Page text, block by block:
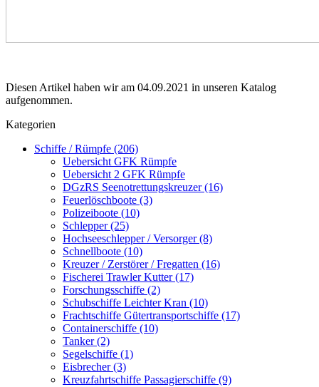
Diesen Artikel haben wir am 04.09.2021 in unseren Katalog
aufgenommen.
Kategorien
Schiffe / Rümpfe (206)
Uebersicht GFK Rümpfe
Uebersicht 2 GFK Rümpfe
DGzRS Seenotrettungskreuzer (16)
Feuerlöschboote (3)
Polizeiboote (10)
Schlepper (25)
Hochseeschlepper / Versorger (8)
Schnellboote (10)
Kreuzer / Zerstörer / Fregatten (16)
Fischerei Trawler Kutter (17)
Forschungsschiffe (2)
Schubschiffe Leichter Kran (10)
Frachtschiffe Gütertransportschiffe (17)
Containerschiffe (10)
Tanker (2)
Segelschiffe (1)
Eisbrecher (3)
Kreuzfahrtschiffe Passagierschiffe (9)